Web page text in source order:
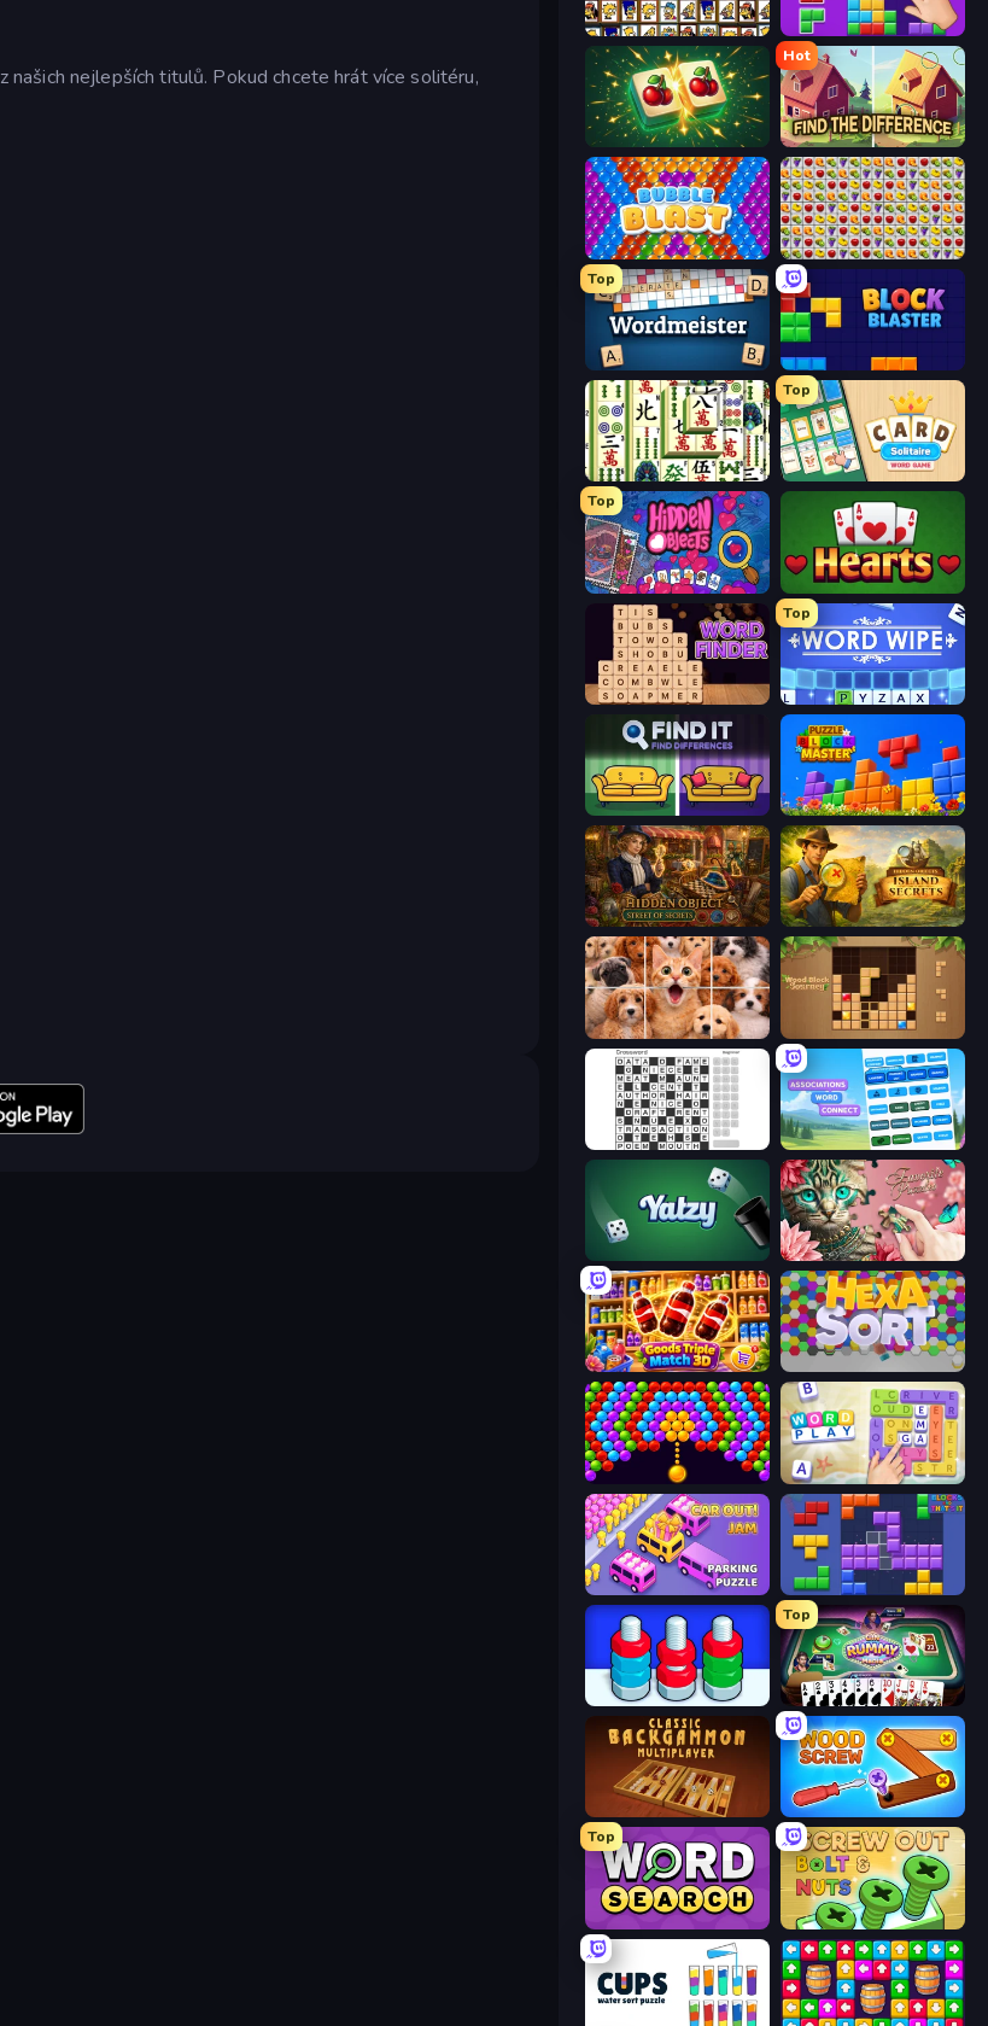
našich nejlepších titulů. Pokud chcete hrát více solitéru,
Tiles of the Simpsons BlockBuster Puzzle
Mahjong Puzzle: Tile Match
Hot
Find The Difference
Bubble Blast Same Game Fruit Collapse
Top
Wordmeister Block Blaster
Mahjong Shanghai
Top
Top
Hidden Objects Hearts: Classic
Word Finder
Top
Word Wipe
Find It - Find The Differences Puzzle Block Master
Hidden Object: Street Of Secrets Hidden Objects: Island Secrets
Jigpic Solitaire Wood Block Journey
Crossword Associations - Word Connect
Favorite Puzzles
Goods Triple Match 3D
Bubble Story Word Play
Car OUT! Jam Parking Puzzle Blocks and that’s it
Top
Gin Rummy Mania
Backgammon Online Wood Screw: Bolts Puzzle
Top
Daily Word Search Screw Out: Bolts and Nuts